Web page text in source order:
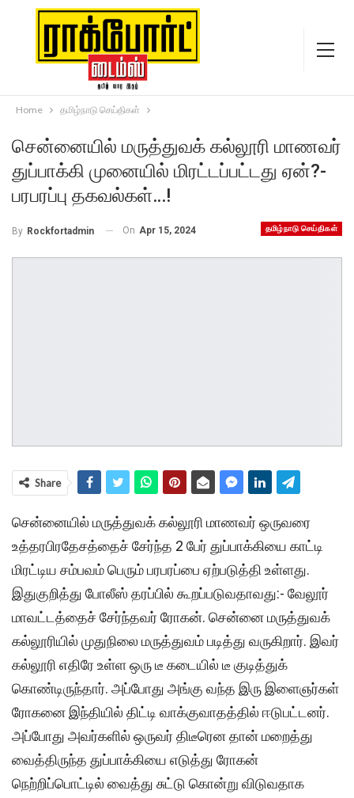
Home தமிழ்நாடு செய்திகள்
சென்னையில் மருத்துவக் கல்லூரி மாணவர்
துப்பாக்கி முனையில் மிரட்டப்பட்டது ஏன்?-
பரபரப்பு தகவல்கள்…!
தமிழ்நாடு செய்திகள்
By Rockfortadmin On Apr 15, 2024
Share
சென்னையில் மருத்துவக் கல்லூரி மாணவர் ஒருவரை
உத்தரபிரதேசத்தைச் சேர்ந்த 2 பேர் துப்பாக்கியை காட்டி
மிரட்டிய சம்பவம் பெரும் பரபரப்பை ஏற்படுத்தி உள்ளது.
இதுகுறித்து போலீஸ் தரப்பில் கூறப்படுவதாவது:- வேலூர்
மாவட்டத்தைச் சேர்ந்தவர் ரோகன். சென்னை மருத்துவக்
கல்லூரியில் முதுநிலை மருத்துவம் படித்து வருகிறார். இவர்
கல்லூரி எதிரே உள்ள ஒரு டீ கடையில் டீ குடித்துக்
கொண்டிருந்தார். அப்போது அங்கு வந்த இரு இளைஞர்கள்
ரோகனை இந்தியில் திட்டி வாக்குவாதத்தில் ஈடுபட்டனர்.
அப்போது அவர்களில் ஒருவர் திடீரென தான் மறைத்து
வைத்திருந்த துப்பாக்கியை எடுத்து ரோகன்
நெற்றிப்பொட்டில் வைத்து சுட்டு கொன்று விடுவதாக